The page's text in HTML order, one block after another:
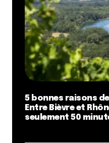
5 bonnes raisons
Entre Bièvre et
seulement 50